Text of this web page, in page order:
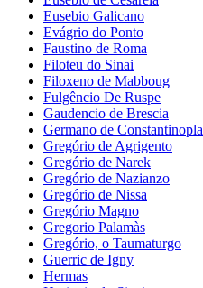
Eusebio Galicano
Evágrio do Ponto
Faustino de Roma
Filoteu do Sinai
Filoxeno de Mabboug
Fulgêncio De Ruspe
Gaudencio de Brescia
Germano de Constantinopla
Gregório de Agrigento
Gregório de Narek
Gregório de Nazianzo
Gregório de Nissa
Gregório Magno
Gregorio Palamàs
Gregório, o Taumaturgo
Guerric de Igny
Hermas